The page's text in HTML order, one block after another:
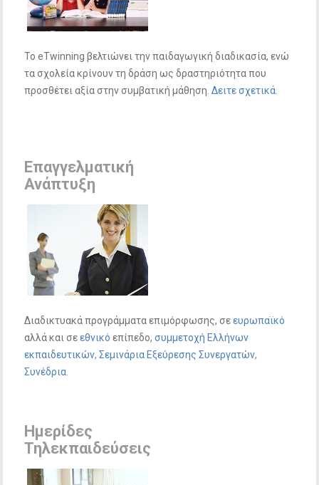
Το eTwinning βελτιώνει την παιδαγωγική διαδικασία, ενώ
τα σχολεία κρίνουν τη δράση ως δραστηριότητα που
προσθέτει αξία στην συμβατική μάθηση. Δειτε σχετικά
Επαγγελματική
Ανάπτυξη
Διαδικτυακά προγράμματα επιμόρφωσης, σε ευρωπαϊκό
αλλά και σε εθνικό επίπεδο, συμμετοχή Ελλήνων
εκπαιδευτικών,Σεμινάρια Εξεύρεσης Συνεργατών,
Συνέδρια
Ημερίδες
Τηλεκπαιδεύσεις